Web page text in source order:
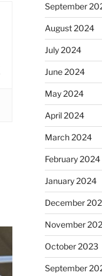
September
August 2024
July 2024
June 2024
May 2024
April 2024
March 2024
February 2024
January 2024
December
November
October 2023
September